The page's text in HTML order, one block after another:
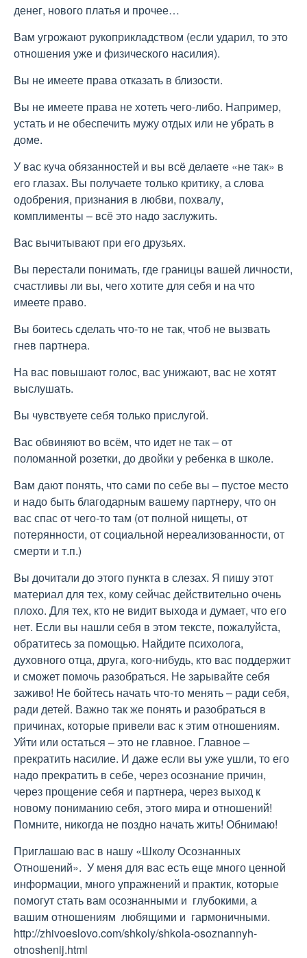
денег, нового платья и прочее…
Вам угрожают рукоприкладством (если ударил, то это
отношения уже и физического насилия).
Вы не имеете права отказать в близости.
Вы не имеете права не хотеть чего-либо. Например,
устать и не обеспечить мужу отдых или не убрать в
доме.
У вас куча обязанностей и вы всё делаете «не так» в
его глазах. Вы получаете только критику, а слова
одобрения, признания в любви, похвалу,
комплименты – всё это надо заслужить.
Вас вычитывают при его друзьях.
Вы перестали понимать, где границы вашей личности,
счастливы ли вы, чего хотите для себя и на что
имеете право.
Вы боитесь сделать что-то не так, чтоб не вызвать
гнев партнера.
На вас повышают голос, вас унижают, вас не хотят
выслушать.
Вы чувствуете себя только прислугой.
Вас обвиняют во всём, что идет не так – от
поломанной розетки, до двойки у ребенка в школе.
Вам дают понять, что сами по себе вы – пустое место
и надо быть благодарным вашему партнеру, что он
вас спас от чего-то там (от полной нищеты, от
потерянности, от социальной нереализованности, от
смерти и т.п.)
Вы дочитали до этого пункта в слезах. Я пишу этот
материал для тех, кому сейчас действительно очень
плохо. Для тех, кто не видит выхода и думает, что его
нет. Если вы нашли себя в этом тексте, пожалуйста,
обратитесь за помощью. Найдите психолога,
духовного отца, друга, кого-нибудь, кто вас поддержит
и сможет помочь разобраться. Не зарывайте себя
заживо! Не бойтесь начать что-то менять – ради себя,
ради детей. Важно так же понять и разобраться в
причинах, которые привели вас к этим отношениям.
Уйти или остаться – это не главное. Главное –
прекратить насилие. И даже если вы уже ушли, то его
надо прекратить в себе, через осознание причин,
через прощение себя и партнера, через выход к
новому пониманию себя, этого мира и отношений!
Помните, никогда не поздно начать жить! Обнимаю!
Приглашаю вас в нашу «Школу Осознанных
Отношений». У меня для вас есть еще много ценной
информации, много упражнений и практик, которые
помогут стать вам осознанными и глубокими, а
вашим отношениям любящими и гармоничными.
http://zhivoeslovo.com/shkoly/shkola-osoznannyh-
otnoshenij.html